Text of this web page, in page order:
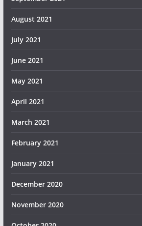
August 2021
July 2021
June 2021
May 2021
April 2021
March 2021
February 2021
January 2021
December 2020
November 2020